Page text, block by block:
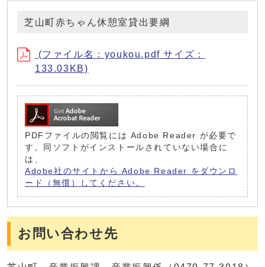
芝山町赤ちゃん休憩室貸出要綱
(ファイル名：youkou.pdf サイズ：
133.03KB)
PDFファイルの閲覧には Adobe Reader が必要で
す。同ソフトがインストールされていない場合に
は、
Adobe社のサイトから Adobe Reader をダウンロ
ード（無償）してください。
お問い合わせ先